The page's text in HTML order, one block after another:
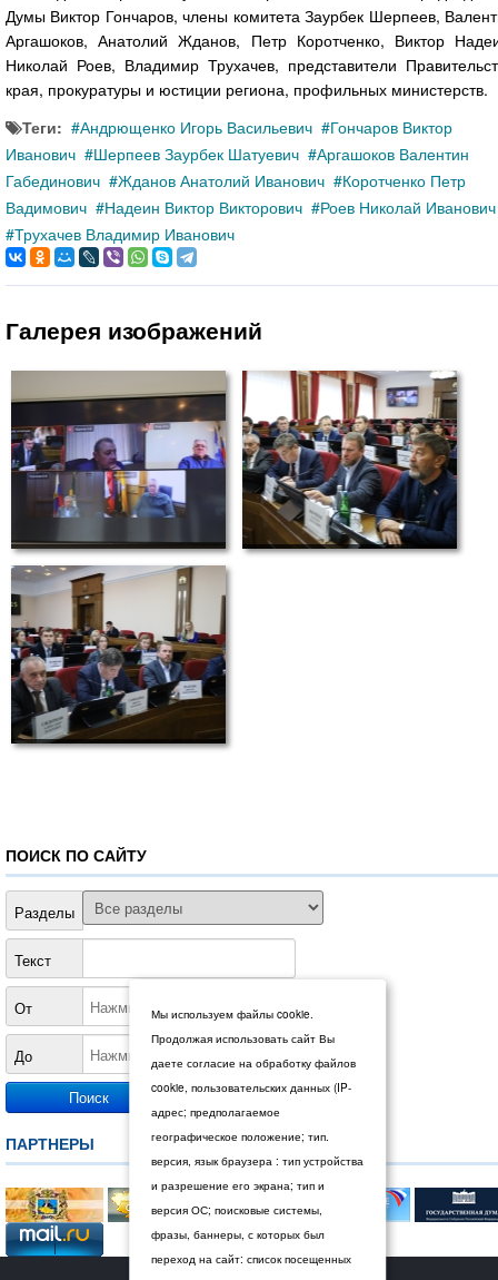
Думы Виктор Гончаров, члены комитета Заурбек Шерпеев,
Аргашоков, Анатолий Жданов, Петр Коротченко, Виктор
Николай Роев, Владимир Трухачев, представители
края, прокуратуры и юстиции региона, профильных министерств.
Теги:
Андрющенко Игорь Васильевич
Гончаров Виктор
Иванович
Шерпеев Заурбек Шатуевич
Аргашоков Валентин
Габединович
Жданов Анатолий Иванович
Коротченко Петр
Вадимович
Надеин Виктор Викторович
Роев Николай Иванович
Трухачев Владимир Иванович
Галерея изображений
ПОИСК ПО САЙТУ
Разделы
Текст
От
До
ПАРТНЕРЫ
Мы используем файлы cookie.
Продолжая использовать сайт Вы
даете согласие на обработку файлов
cookie, пользовательских данных (IP-
адрес; предполагаемое
географическое положение; тип.
версия, язык браузера : тип устройства
и разрешение его экрана; тип и
версия ОС; поисковые системы,
фразы, баннеры, с которых был
переход на сайт: список посещенных